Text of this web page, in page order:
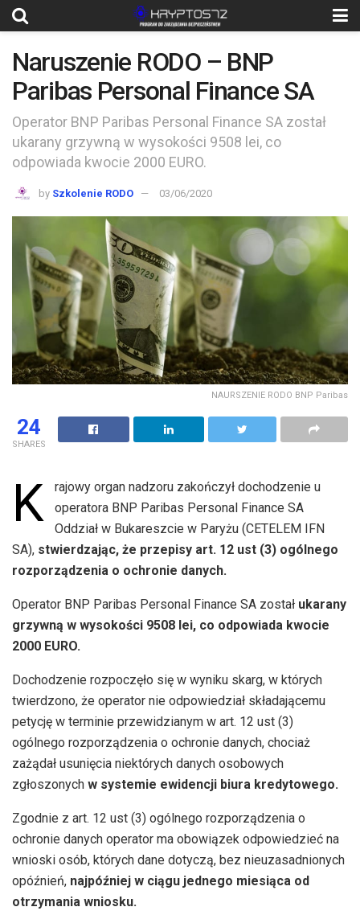
Naruszenie RODO – BNP
Paribas Personal Finance SA
Operator BNP Paribas Personal Finance SA został
ukarany grzywną w wysokości 9508 lei, co
odpowiada kwocie 2000 EURO.
by Szkolenie RODO 03/06/2020
NAURSZENIE RODO BNP Paribas
24
SHARES
K
rajowy organ nadzoru zakończył dochodzenie u
operatora BNP Paribas Personal Finance SA
Oddział w Bukareszcie w Paryżu (CETELEM IFN
SA), stwierdzając, że przepisy art. 12 ust (3) ogólnego
rozporządzenia o ochronie danych.
Operator BNP Paribas Personal Finance SA został ukarany
grzywną w wysokości 9508 lei, co odpowiada kwocie
2000 EURO.
Dochodzenie rozpoczęło się w wyniku skarg, w których
twierdzono, że operator nie odpowiedział składającemu
petycję w terminie przewidzianym w art. 12 ust (3)
ogólnego rozporządzenia o ochronie danych, chociaż
zażądał usunięcia niektórych danych osobowych
zgłoszonych w systemie ewidencji biura kredytowego.
Zgodnie z art. 12 ust (3) ogólnego rozporządzenia o
ochronie danych operator ma obowiązek odpowiedzieć na
wnioski osób, których dane dotyczą, bez nieuzasadnionych
opóźnień, najpóźniej w ciągu jednego miesiąca od
otrzymania wniosku.